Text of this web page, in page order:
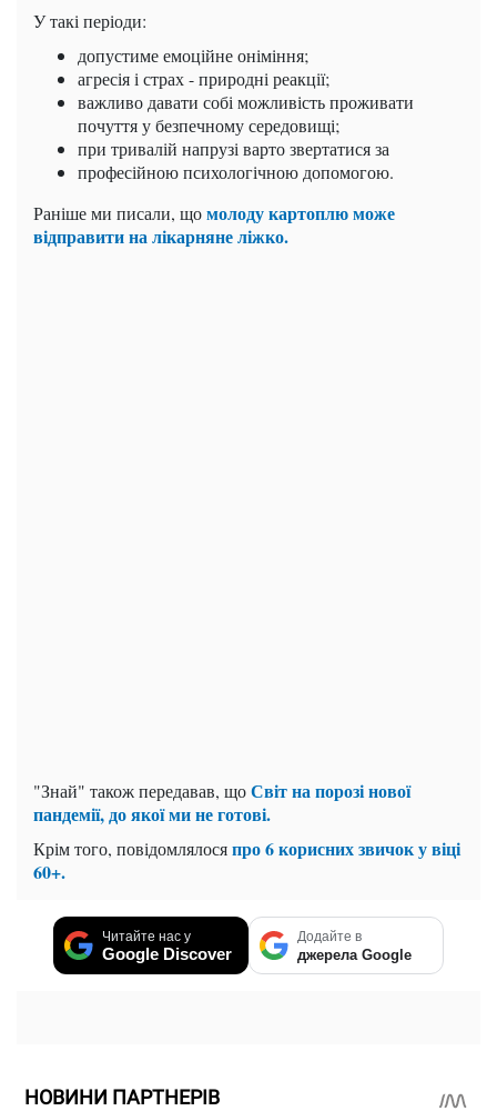
У такі періоди:
допустиме емоційне оніміння;
агресія і страх - природні реакції;
важливо давати собі можливість проживати
почуття у безпечному середовищі;
при тривалій напрузі варто звертатися за
професійною психологічною допомогою.
Раніше ми писали, щомолоду картоплю може
відправити на лікарняне ліжко.
"Знай" також передавав, щоСвіт на порозі нової
пандемії, до якої ми не готові.
Крім того, повідомлялосяпро 6 корисних звичок у віці
60+.
Читайте нас у
Google Discover
Додайте в
джерела Google
НОВИНИ ПАРТНЕРІВ